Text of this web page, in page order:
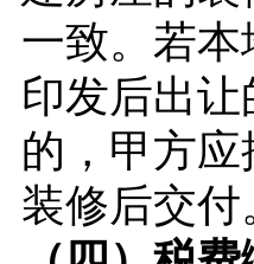
一致。若
印发后出
的，甲方
装修后交付